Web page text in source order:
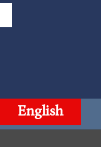
English